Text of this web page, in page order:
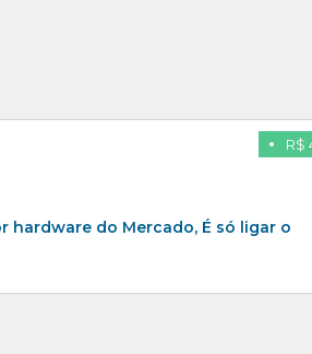
R$
do Mercado, É só ligar o